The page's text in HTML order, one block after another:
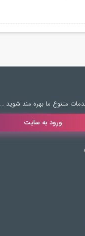
متنوع ما بهره مند شوید …
ورود به سایت